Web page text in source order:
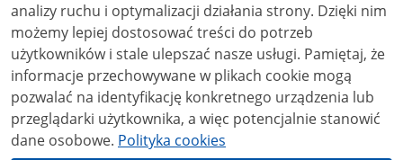
analizy ruchu i optymalizacji działania strony. Dzięki nim
możemy lepiej dostosować treści do potrzeb
użytkowników i stale ulepszać nasze usługi. Pamiętaj, że
informacje przechowywane w plikach cookie mogą
pozwalać na identyfikację konkretnego urządzenia lub
przeglądarki użytkownika, a więc potencjalnie stanowić
dane osobowe. Polityka cookies